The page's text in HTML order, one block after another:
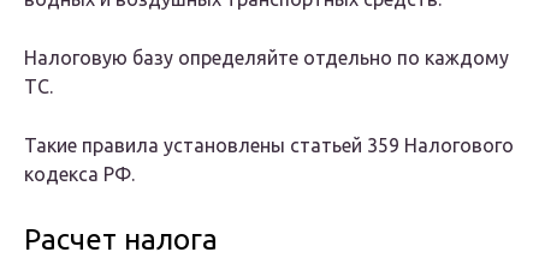
Налоговую базу определяйте отдельно по каждому
ТС.
Такие правила установлены статьей 359 Налогового
кодекса РФ.
Расчет налога